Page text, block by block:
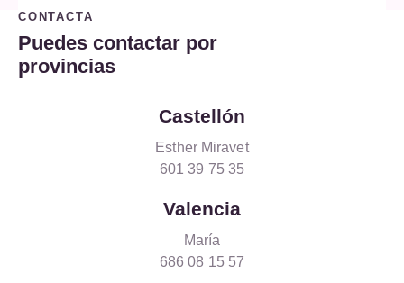
CONTACTA
Puedes contactar por
provincias
Castellón
Esther Miravet
601 39 75 35
Valencia
María
686 08 15 57